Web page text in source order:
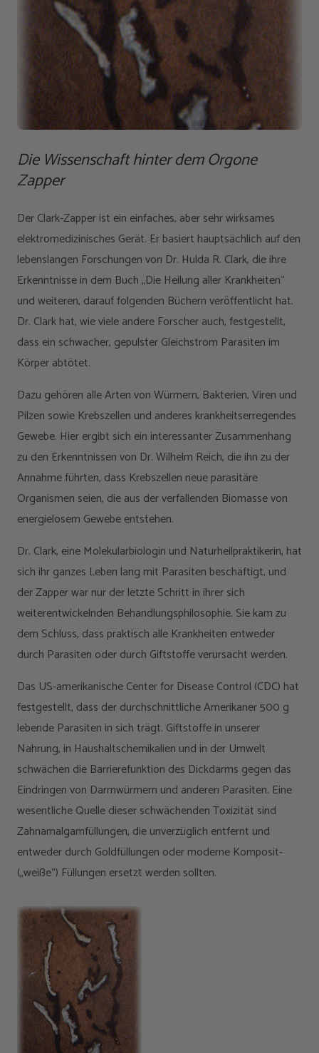
Die Wissenschaft hinter dem Orgone
Zapper
Der Clark-Zapper ist ein einfaches, aber sehr wirksames
elektromedizinisches Gerät. Er basiert hauptsächlich auf den
lebenslangen Forschungen von Dr. Hulda R. Clark, die ihre
Erkenntnisse in dem Buch „Die Heilung aller Krankheiten“
und weiteren, darauf folgenden Büchern veröffentlicht hat.
Dr. Clark hat, wie viele andere Forscher auch, festgestellt,
dass ein schwacher, gepulster Gleichstrom Parasiten im
Körper abtötet.
Dazu gehören alle Arten von Würmern, Bakterien, Viren und
Pilzen sowie Krebszellen und anderes krankheitserregendes
Gewebe. Hier ergibt sich ein interessanter Zusammenhang
zu den Erkenntnissen von Dr. Wilhelm Reich, die ihn zu der
Annahme führten, dass Krebszellen neue parasitäre
Organismen seien, die aus der verfallenden Biomasse von
energielosem Gewebe entstehen.
Dr. Clark, eine Molekularbiologin und Naturheilpraktikerin, hat
sich ihr ganzes Leben lang mit Parasiten beschäftigt, und
der Zapper war nur der letzte Schritt in ihrer sich
weiterentwickelnden Behandlungsphilosophie. Sie kam zu
dem Schluss, dass praktisch alle Krankheiten entweder
durch Parasiten oder durch Giftstoffe verursacht werden.
Das US-amerikanische Center for Disease Control (CDC) hat
festgestellt, dass der durchschnittliche Amerikaner 500 g
lebende Parasiten in sich trägt. Giftstoffe in unserer
Nahrung, in Haushaltschemikalien und in der Umwelt
schwächen die Barrierefunktion des Dickdarms gegen das
Eindringen von Darmwürmern und anderen Parasiten. Eine
wesentliche Quelle dieser schwächenden Toxizität sind
Zahnamalgamfüllungen, die unverzüglich entfernt und
entweder durch Goldfüllungen oder moderne Komposit-
(„weiße“) Füllungen ersetzt werden sollten.